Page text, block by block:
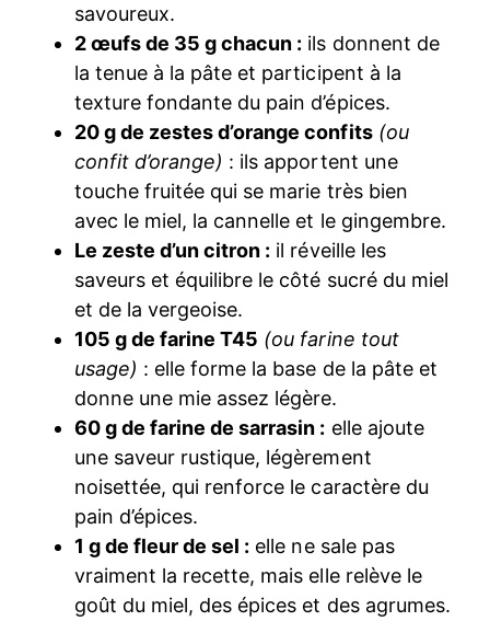
savoureux.
2 œufs de 35 g chacun : ils donnent de
la tenue à la pâte et participent à la
texture fondante du pain d’épices.
20 g de zestes d’orange confits (ou
confit d’orange) : ils apportent une
touche fruitée qui se marie très bien
avec le miel, la cannelle et le gingembre.
Le zeste d’un citron : il réveille les
saveurs et équilibre le côté sucré du miel
et de la vergeoise.
105 g de farine T45 (ou farine tout
usage) : elle forme la base de la pâte et
donne une mie assez légère.
60 g de farine de sarrasin : elle ajoute
une saveur rustique, légèrement
noisettée, qui renforce le caractère du
pain d’épices.
1 g de fleur de sel : elle ne sale pas
vraiment la recette, mais elle relève le
goût du miel, des épices et des agrumes.